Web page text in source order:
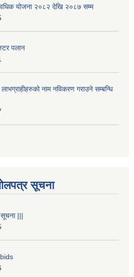
योजना २०८२ देखि २०८७ सम्म
पलान
लाभग्राहीहरुको नाम नविकरण गराउने सम्बन्धि
सूचना
|||